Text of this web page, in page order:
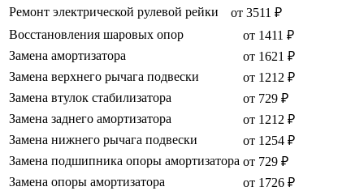
Ремонт электрической рулевой рейки
от 3511 ₽
Восстановления шаровых опор
от 1411 ₽
Замена амортизатора
от 1621 ₽
Замена верхнего рычага подвески
от 1212 ₽
Замена втулок стабилизатора
от 729 ₽
Замена заднего амортизатора
от 1212 ₽
Замена нижнего рычага подвески
от 1254 ₽
Замена подшипника опоры амортизатора от 729 ₽
Замена опоры амортизатора
от 1726 ₽